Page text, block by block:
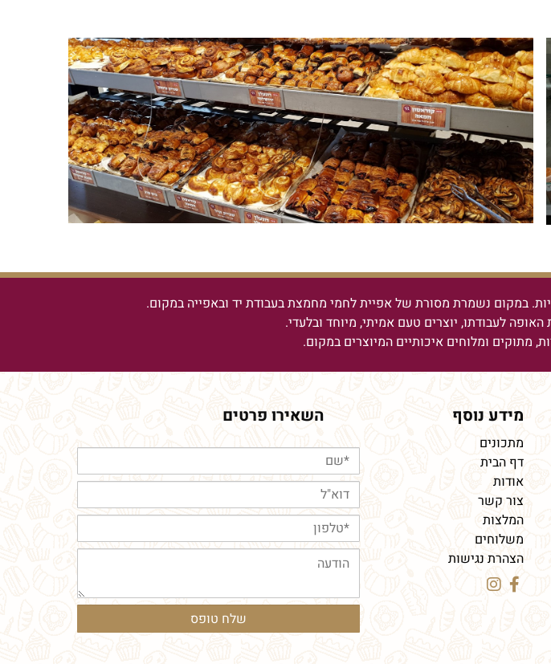
במקום נשמרת מסורת של אפיית לחמי מחמצת בעבודת יד ובאפייה במקום.
לעבודתו, יוצרים טעם אמיתי, מיוחד ובלעדי.
מתוקים ומלוחים איכותיים המיוצרים במקום.
מידע נוסף
מתכונים
דף הבית
אודות
צור קשר
המלצות
משלוחים
הצהרת נגישות
השאירו פרטים